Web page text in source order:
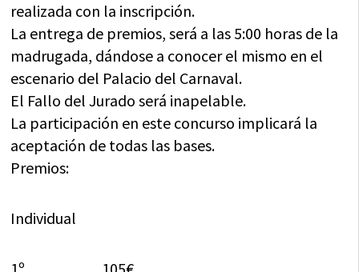
realizada con la inscripción.
La entrega de premios, será a las 5:00 horas de la
madrugada, dándose a conocer el mismo en el
escenario del Palacio del Carnaval.
El Fallo del Jurado será inapelable.
La participación en este concurso implicará la
aceptación de todas las bases.
Premios:
Individual